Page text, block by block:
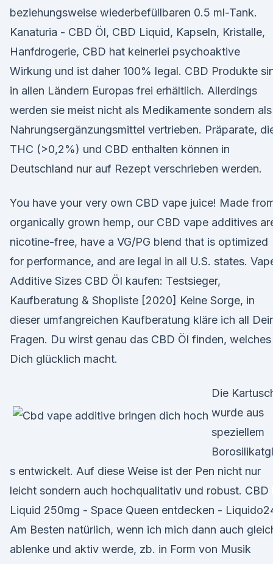
beziehungsweise wiederbefüllbaren 0.5 ml-Tank.
Kanaturia - CBD Öl, CBD Liquid, Kapseln, Kristalle,
Hanfdrogerie, CBD hat keinerlei psychoaktive
Wirkung und ist daher 100% legal. CBD Produkte
in allen Ländern Europas frei erhältlich. Allerdings
werden sie meist nicht als Medikamente sondern als
Nahrungsergänzungsmittel vertrieben. Präparate,
THC (>0,2%) und CBD enthalten können in
Deutschland nur auf Rezept verschrieben werden.
You have your very own CBD vape juice! Made
organically grown hemp, our CBD vape additives
nicotine-free, have a VG/PG blend that is optimized
for performance, and are legal in all U.S. states.
Additive Sizes CBD Öl kaufen: Testsieger,
Kaufberatung & Shopliste [2020] Keine Sorge, in
dieser umfangreichen Kaufberatung kläre ich all
Fragen. Du wirst genau das CBD Öl finden, welches
Dich glücklich macht.
Die
wurde aus
speziellem
s entwickelt. Auf diese Weise ist der Pen nicht nur
leicht sondern auch hochqualitativ und robust. CBD
Liquid 250mg - Space Queen entdecken -
Am Besten natürlich, wenn ich mich dann auch
ablenke und aktiv werde, zb. in Form von Musik